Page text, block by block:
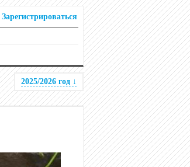
Зарегистрироваться
2025/2026 год ↓